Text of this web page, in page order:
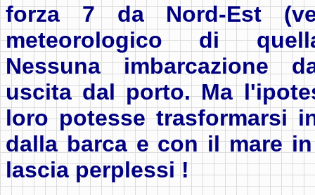
forza 7 da Nord-Est
meteorologico di
Nessuna imbarcazione
uscita dal porto. Ma
loro potesse trasformarsi
dalla barca e con il mare
lascia perplessi !